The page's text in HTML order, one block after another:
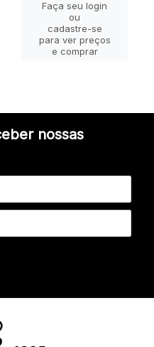
Faça seu login
ou
cadastre-se
para ver preços
e comprar
nossas